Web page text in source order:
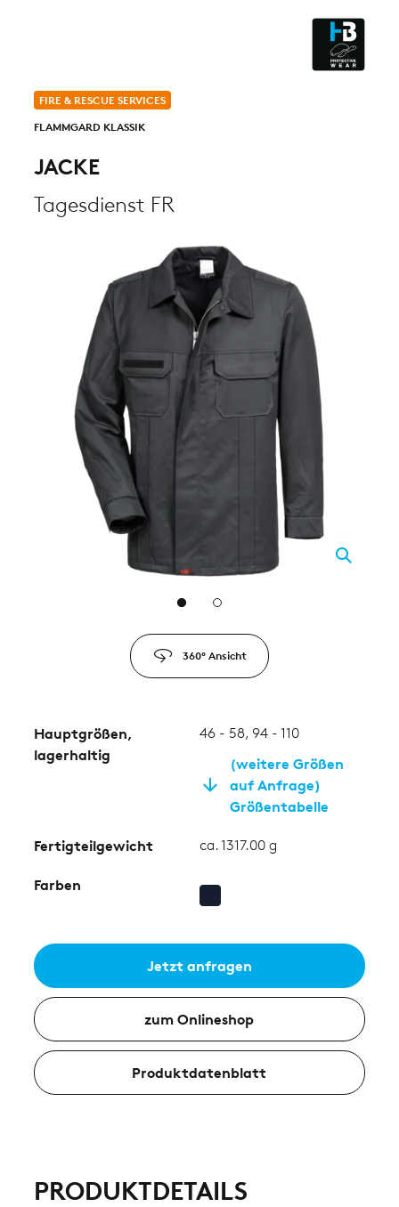
CLEANROOM & DUST
FIRE & RESCUE SERVICES
FLAMMGARD KLASSIK
JACKE
Tagesdienst FR
360° Ansicht
Hauptgrößen,
lagerhaltig
46 - 58, 94 - 110
(weitere Größen
auf Anfrage)
Größentabelle
Fertigteilgewicht ca. 1317.00 g
Farben
Jetzt anfragen
zum Onlineshop
Produktdatenblatt
PRODUKTDETAILS